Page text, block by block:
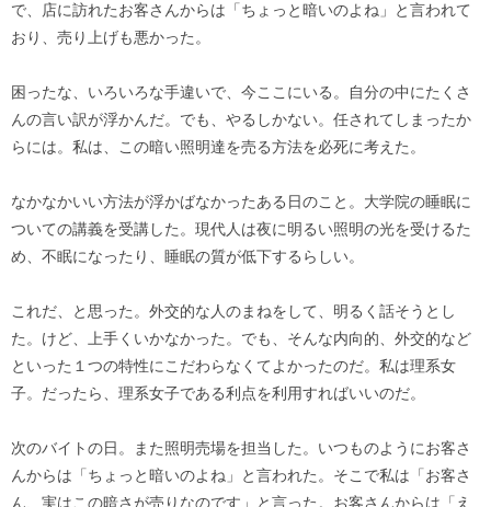
で、店に訪れたお客さんからは「ちょっと暗いのよね」と言われて
おり、売り上げも悪かった。
困ったな、いろいろな手違いで、今ここにいる。自分の中にたくさ
んの言い訳が浮かんだ。でも、やるしかない。任されてしまったか
らには。私は、この暗い照明達を売る方法を必死に考えた。
なかなかいい方法が浮かばなかったある日のこと。大学院の睡眠に
ついての講義を受講した。現代人は夜に明るい照明の光を受けるた
め、不眠になったり、睡眠の質が低下するらしい。
これだ、と思った。外交的な人のまねをして、明るく話そうとし
た。けど、上手くいかなかった。でも、そんな内向的、外交的など
といった１つの特性にこだわらなくてよかったのだ。私は理系女
子。だったら、理系女子である利点を利用すればいいのだ。
次のバイトの日。また照明売場を担当した。いつものようにお客さ
んからは「ちょっと暗いのよね」と言われた。そこで私は「お客さ
ん、実はこの暗さが売りなのです」と言った。お客さんからは「え